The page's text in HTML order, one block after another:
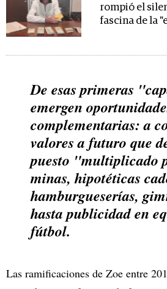
rompió el
fascina de la
De esas primeras
emergen
complementarias: a
valores a futuro que
puesto "multiplicado
minas, hipotéticas
hamburgueserías,
hasta publicidad en
fútbol.
Las ramificaciones de Zoe entre